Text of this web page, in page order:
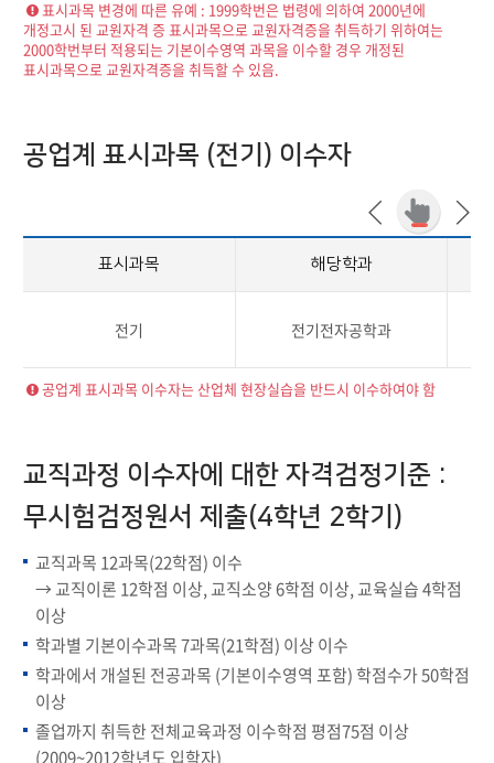
표시과목 변경에 따른 유예 : 1999학번은 법령에 의하여 2000년에
개정고시 된 교원자격 증 표시과목으로 교원자격증을 취득하기 위하여는
2000학번부터 적용되는 기본이수영역 과목을 이수할 경우 개정된
표시과목으로 교원자격증을 취득할 수 있음.
공업계 표시과목 (전기) 이수자
표시과목 해당학과
전기 전기전자공학과
공업계 표시과목 이수자는 산업체 현장실습을 반드시 이수하여야 함
교직과정 이수자에 대한 자격검정기준 :
무시험검정원서 제출(4학년 2학기)
교직과목 12과목(22학점) 이수
→ 교직이론 12학점 이상, 교직소양 6학점 이상, 교육실습 4학점
이상
학과별 기본이수과목 7과목(21학점) 이상 이수
학과에서 개설된 전공과목 (기본이수영역 포함) 학점수가 50학점
이상
졸업까지 취득한 전체교육과정 이수학점 평점75점 이상
(2009~2012학년도 입학자)